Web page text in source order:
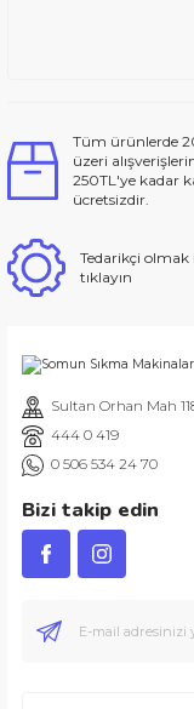
Tüm ürünlerde
üzeri
250TL'ye kadar
ücretsizdir.
Tedarikçi olmak
tıklayın
Sultan Orhan Mah
444 0 419
0 506 534 24 70
Bizi takip edin